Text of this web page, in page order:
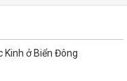
Kinh ở Biển Đông